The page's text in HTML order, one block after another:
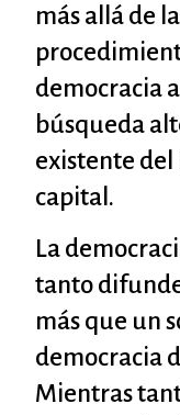
más allá de
democracia
búsqueda
existente del
capital.
La
tanto
más que un
democracia
Mientras